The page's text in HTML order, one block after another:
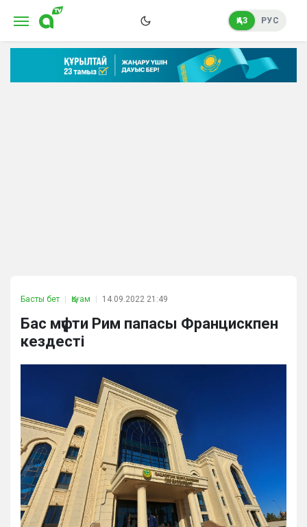
ҚАЗ РУС
Басты бет Қоғам 14.09.2022 21:49
Бас мүфти Рим папасы Францискпен
кездесті